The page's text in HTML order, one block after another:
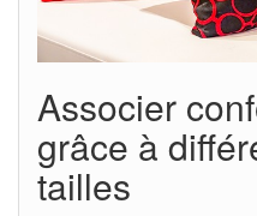
Associer
grâce à
tailles